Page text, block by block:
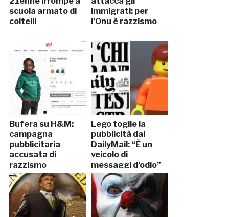
scuola armato di
coltelli
immigrati: per
l’Onu è razzismo
Bufera su H&M:
campagna
pubblicitaria
accusata di
razzismo
Lego toglie la
pubblicità dal
DailyMail: “È un
veicolo di
messaggi d’odio”